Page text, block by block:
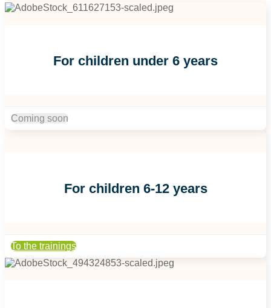
For children under 6 years
Coming soon
For children 6-12 years
To the trainings